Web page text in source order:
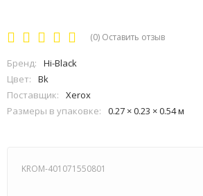
(0) Оставить отзыв
Бренд:
Hi-Black
Цвет:
Bk
Поставщик:
Xerox
Размеры в упаковке:
0.27 × 0.23 × 0.54 м
KROM-401071550801